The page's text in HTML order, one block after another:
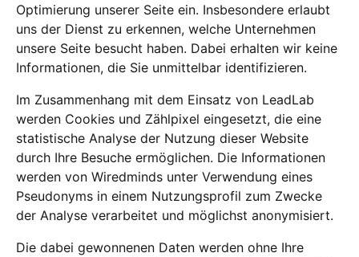
Optimierung unserer Seite ein. Insbesondere erlaubt
uns der Dienst zu erkennen, welche Unternehmen
unsere Seite besucht haben. Dabei erhalten wir keine
Informationen, die Sie unmittelbar identifizieren.
Im Zusammenhang mit dem Einsatz von LeadLab
werden Cookies und Zählpixel eingesetzt, die eine
statistische Analyse der Nutzung dieser Website
durch Ihre Besuche ermöglichen. Die Informationen
werden von Wiredminds unter Verwendung eines
Pseudonyms in einem Nutzungsprofil zum Zwecke
der Analyse verarbeitet und möglichst anonymisiert.
Die dabei gewonnenen Daten werden ohne Ihre